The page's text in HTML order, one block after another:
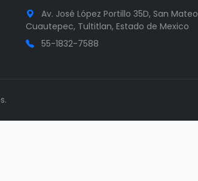
Av. José López Portillo 35D, San Mateo
Cuautepec, Tultitlan, Estado de Mexico
55-1832-7588